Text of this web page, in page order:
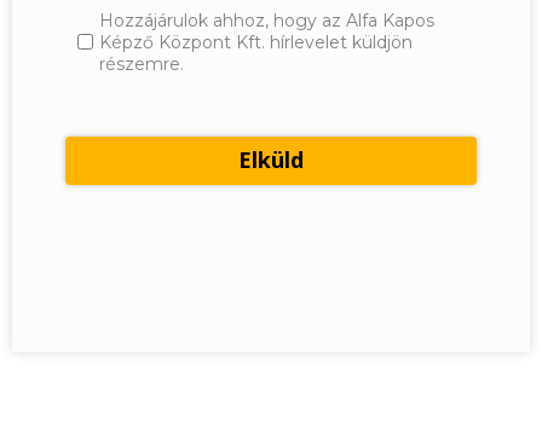
Hozzájárulok ahhoz, hogy az Alfa Kapos
Képző Központ Kft. hírlevelet küldjön
részemre.